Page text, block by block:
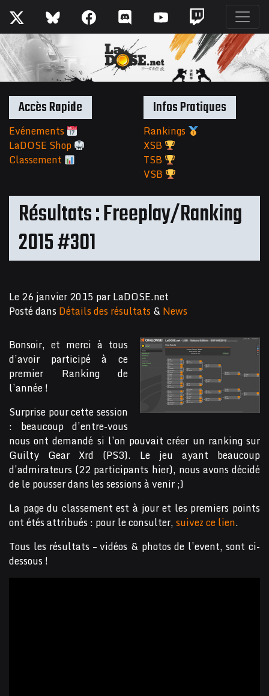
Résultats : Freeplay/Ranking
2015 #301
Le26 janvier 2015 parLaDOSE.net
Posté dansDétails des résultats& News
Bonsoir, et merci à tous
d’avoir participé à ce
premier Ranking de
l’année !
Surprise pour cette session
: beaucoup d’entre-vous
nous ont demandé si l’on pouvait créer un ranking sur
Guilty Gear Xrd (PS3). Le jeu ayant beaucoup
d’admirateurs (22 participants hier), nous avons décidé
de le pousser dans les sessions à venir ;)
La page du classement est à jour et les premiers points
ont étés attribués : pour le consulter,suivez ce lien.
Tous les résultats – vidéos & photos de l’event, sont ci-
dessous !
Accès Rapide
Evénements
LaDOSE Shop
Classement
Infos Pratiques
Rankings
XSB
TSB
VSB